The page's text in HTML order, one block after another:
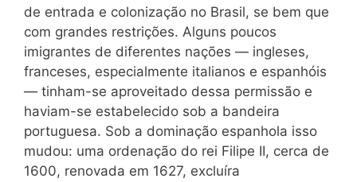
de entrada e colonização no Brasil, se bem que
com grandes restrições. Alguns poucos
imigrantes de diferentes nações — ingleses,
franceses, especialmente italianos e espanhóis
— tinham-se aproveitado dessa permissão e
haviam-se estabelecido sob a bandeira
portuguesa. Sob a dominação espanhola isso
mudou: uma ordenação do rei Filipe II, cerca de
1600, renovada em 1627, excluíra